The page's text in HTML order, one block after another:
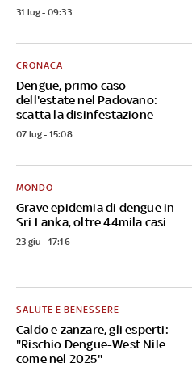
31 lug - 09:33
Dengue, primo caso
dell'estate nel Padovano:
scatta la disinfestazione
CRONACA
07 lug - 15:08
Grave epidemia di dengue in
Sri Lanka, oltre 44mila casi
MONDO
23 giu - 17:16
Caldo e zanzare, gli esperti:
"Rischio Dengue-West Nile
come nel 2025"
SALUTE E BENESSERE